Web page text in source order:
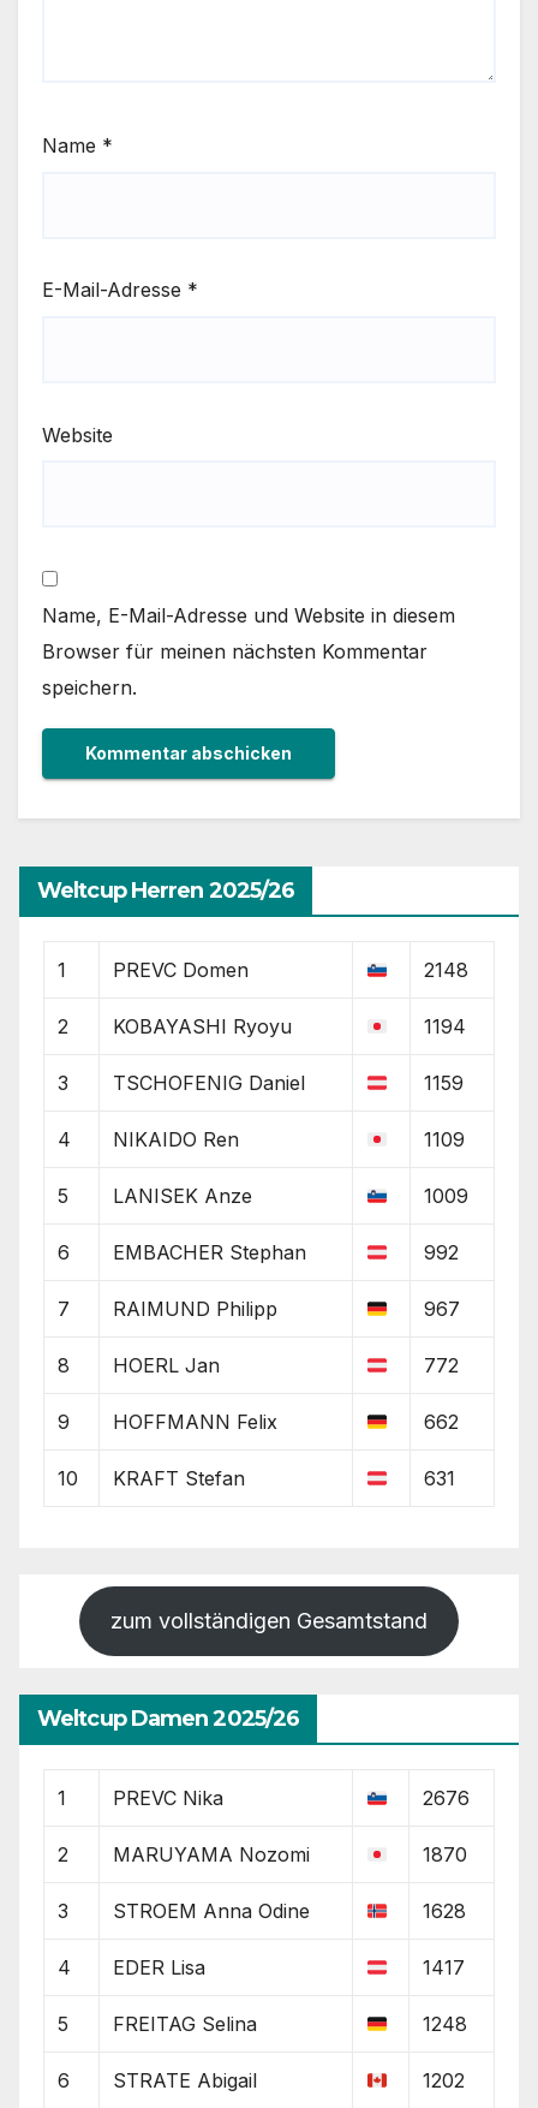
Name *
E-Mail-Adresse *
Website
Name, E-Mail-Adresse und Website in diesem
Browser für meinen nächsten Kommentar
speichern.
Weltcup Herren 2025/26
1 PREVC Domen 2148
2 KOBAYASHI Ryoyu 1194
3 TSCHOFENIG Daniel 1159
4 NIKAIDO Ren 1109
5 LANISEK Anze 1009
6 EMBACHER Stephan 992
7 RAIMUND Philipp 967
8 HOERL Jan 772
9 HOFFMANN Felix 662
10 KRAFT Stefan 631
zum vollständigen Gesamtstand
Weltcup Damen 2025/26
1 PREVC Nika 2676
2 MARUYAMA Nozomi 1870
3 STROEM Anna Odine 1628
4 EDER Lisa 1417
5 FREITAG Selina 1248
6 STRATE Abigail 1202